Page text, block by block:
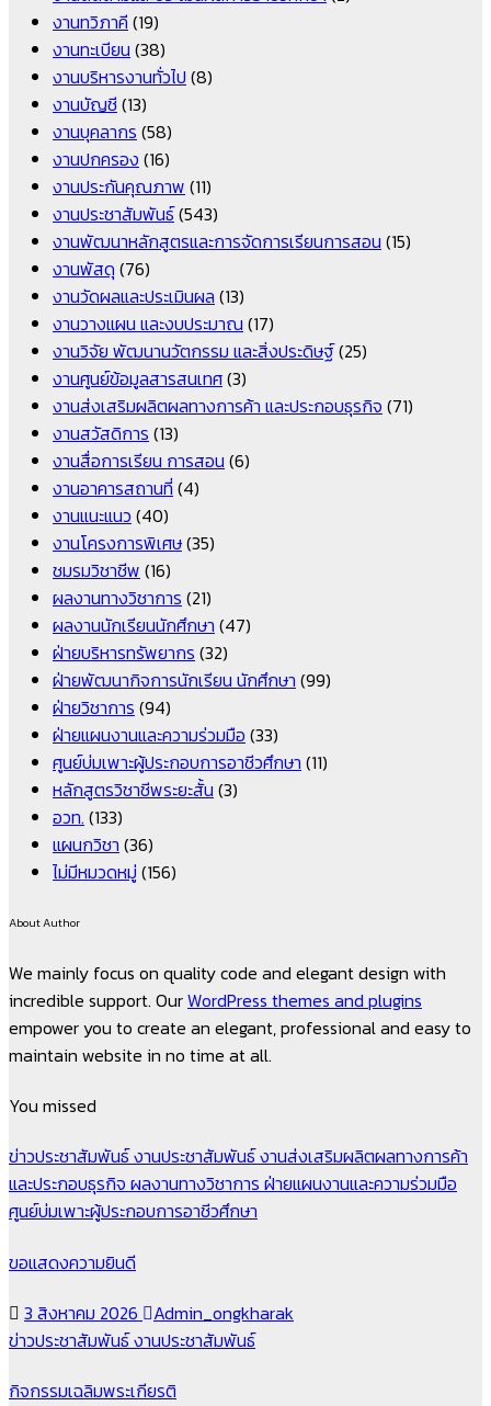
งานทวิภาคี (19)
งานทะเบียน (38)
งานบริหารงานทั่วไป (8)
งานบัญชี(13)
งานบุคลากร (58)
งานปกครอง (16)
งานประกันคุณภาพ (11)
งานประชาสัมพันธ์(543)
งานพัฒนาหลักสูตรและการจัดการเรียนการสอน (15)
งานพัสดุ (76)
งานวัดผลและประเมินผล (13)
งานวางแผน และงบประมาณ (17)
งานวิจัย พัฒนานวัตกรรม และสิ่งประดิษฐ์(25)
งานศูนย์ข้อมูลสารสนเทศ(3)
งานส่งเสริมผลิตผลทางการค้า และประกอบธุรกิจ (71)
งานสวัสดิการ (13)
งานสื่อการเรียน การสอน (6)
งานอาคารสถานที่ (4)
งานแนะแนว (40)
งานโครงการพิเศษ(35)
ชมรมวิชาชีพ (16)
ผลงานทางวิชาการ (21)
ผลงานนักเรียนนักศึกษา (47)
ฝ่ายบริหารทรัพยากร (32)
ฝ่ายพัฒนากิจการนักเรียน นักศึกษา (99)
ฝ่ายวิชาการ (94)
ฝ่ายแผนงานและความร่วมมือ (33)
ศูนย์บ่มเพาะผู้ประกอบการอาชีวศึกษา (11)
หลักสูตรวิชาชีพระยะสั้น (3)
อวท. (133)
แผนกวิชา (36)
ไม่มีหมวดหมู่ (156)
About Author
We mainly focus on quality code and elegant design with
incredible support. OurWordPress themes and plugins
empower you to create an elegant, professional and easy to
maintain website in no time at all.
You missed
ข่าวประชาสัมพันธ์งานประชาสัมพันธ์งานส่งเสริมผลิตผลทางการค้า
และประกอบธุรกิจ ผลงานทางวิชาการ ฝ่ายแผนงานและความร่วมมือ
ศูนย์บ่มเพาะผู้ประกอบการอาชีวศึกษา
ขอแสดงความยินดี
3 สิงหาคม 2026
Admin_ongkharak
ข่าวประชาสัมพันธ์งานประชาสัมพันธ์
กิจกรรมเฉลิมพระเกียรติ